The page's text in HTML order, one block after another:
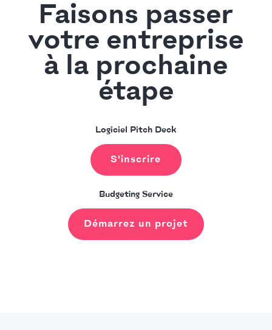
Faisons passer
votre entreprise
à la prochaine
étape
Logiciel Pitch Deck
S'inscrire
Budgeting Service
Démarrez un projet